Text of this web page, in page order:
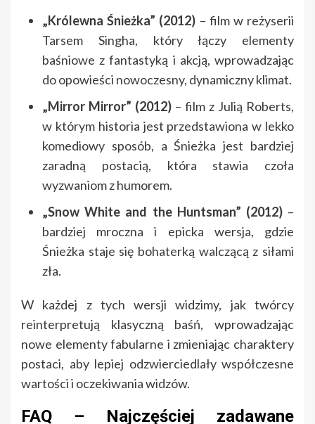
„Królewna Śnieżka” (2012) – film w reżyserii
Tarsem Singha, który łączy elementy
baśniowe z fantastyką i akcją, wprowadzając
do opowieści nowoczesny, dynamiczny klimat.
„Mirror Mirror” (2012) – film z Julią Roberts,
w którym historia jest przedstawiona w lekko
komediowy sposób, a Śnieżka jest bardziej
zaradną postacią, która stawia czoła
wyzwaniom z humorem.
„Snow White and the Huntsman” (2012)–
bardziej mroczna i epicka wersja, gdzie
Śnieżka staje się bohaterką walczącą z siłami
zła.
W każdej z tych wersji widzimy, jak twórcy
reinterpretują klasyczną baśń, wprowadzając
nowe elementy fabularne i zmieniając charaktery
postaci, aby lepiej odzwierciedlały współczesne
wartości i oczekiwania widzów.
FAQ – Najczęściej zadawane